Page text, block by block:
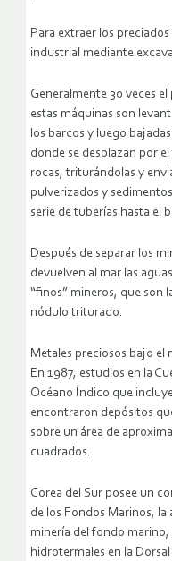
Para extraer los
industrial mediante
Generalmente 30 veces
estas máquinas son
los barcos y luego
donde se desplazan por
rocas, triturándolas y
pulverizados y
serie de tuberías hasta el
Después de separar los
devuelven al mar las
“finos” mineros, que son
nódulo triturado.
Metales preciosos bajo el
En 1987, estudios en la
Océano Índico que
encontraron depósitos
sobre un área de
cuadrados.
Corea del Sur posee un
de los Fondos Marinos,
minería del fondo marino,
hidrotermales en la